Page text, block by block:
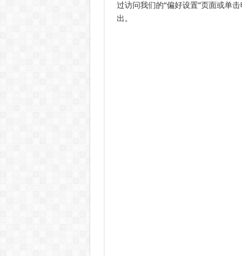
过访问我们的“偏好设置”页面或单
出。